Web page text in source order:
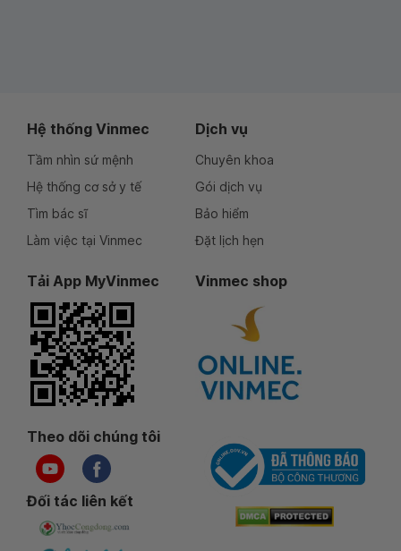
Hệ thống Vinmec
Tầm nhìn sứ mệnh
Hệ thống cơ sở y tế
Tìm bác sĩ
Làm việc tại Vinmec
Dịch vụ
Chuyên khoa
Gói dịch vụ
Bảo hiểm
Đặt lịch hẹn
Tải App MyVinmec Vinmec shop
Theo dõi chúng tôi
Đối tác liên kết